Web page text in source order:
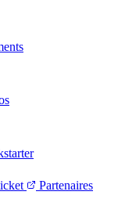
Partenaires